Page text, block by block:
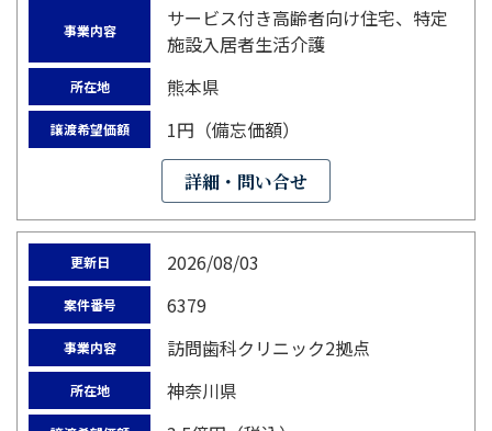
事業内容
サービス付き高齢者向け住宅、特定
施設入居者生活介護
所在地 熊本県
譲渡希望価額 1円（備忘価額）
詳細・問い合せ
更新日 2026/08/03
案件番号 6379
事業内容 訪問歯科クリニック2拠点
所在地 神奈川県